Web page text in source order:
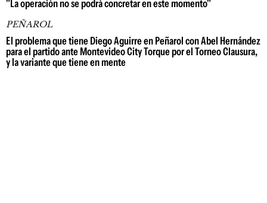
"La operación no se podrá concretar en este momento"
PEÑAROL
El problema que tiene Diego Aguirre en Peñarol con Abel Hernández
para el partido ante Montevideo City Torque por el Torneo Clausura,
y la variante que tiene en mente